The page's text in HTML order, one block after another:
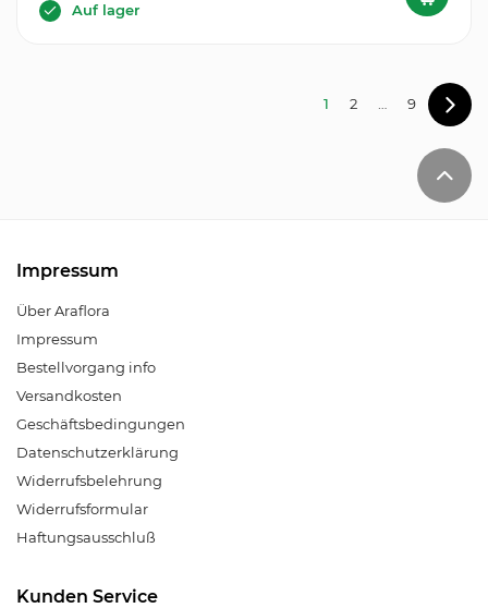
Auf lager
1 2 … 9
Impressum
Über Araflora
Impressum
Bestellvorgang info
Versandkosten
Geschäftsbedingungen
Datenschutzerklärung
Widerrufsbelehrung
Widerrufsformular
Haftungsausschluß
Kunden Service